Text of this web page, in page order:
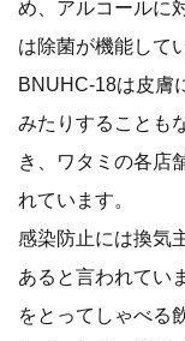
め、アルコールに
は除菌が機能して
BNUHC-18は皮膚
みたりすることも
き、ワタミの各店
れています。
感染防止には換気
あると言われてい
をとってしゃべる